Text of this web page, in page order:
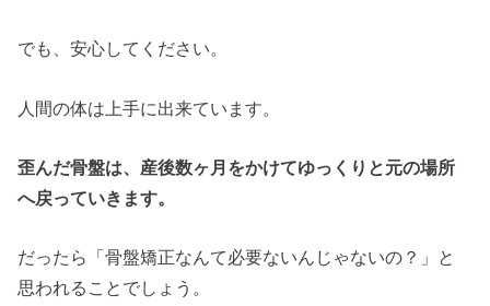
でも、安心してください。
人間の体は上手に出来ています。
歪んだ骨盤は、産後数ヶ月をかけてゆっくりと元の場所
へ戻っていきます。
だったら「骨盤矯正なんて必要ないんじゃないの？」と
思われることでしょう。